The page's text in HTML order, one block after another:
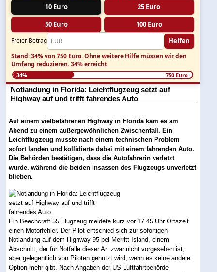
10 Euro
25 Euro
50 Euro 100 Euro
Freier Betrag Helfen
Stand: 34% von 750 Euro.Ohne weitere Hilfe müssen wir den
Umfang reduzieren.34% erreicht.
34% 750 Euro
Notlandung in Florida: Leichtflugzeug setzt auf
Highway auf und trifft fahrendes Auto
Auf einem vielbefahrenen Highway in Florida kam es am
Abend zu einem außergewöhnlichen Zwischenfall. Ein
Leichtflugzeug musste nach einem technischen Problem
sofort landen und kollidierte dabei mit einem fahrenden Auto.
Die Behörden bestätigen, dass die Autofahrerin verletzt
wurde, während die beiden Insassen des Flugzeugs unverletzt
blieben.
Ein Beechcraft 55 Flugzeug meldete kurz vor 17.45 Uhr Ortszeit
einen Motorfehler. Der Pilot entschied sich zur sofortigen
Notlandung auf dem Highway 95 bei Merritt Island, einem
Abschnitt, der für Notfälle dieser Art zwar nicht vorgesehen ist,
aber gelegentlich von Piloten genutzt wird, wenn es keine andere
Option mehr gibt. Nach Angaben der US Luftfahrtbehörde